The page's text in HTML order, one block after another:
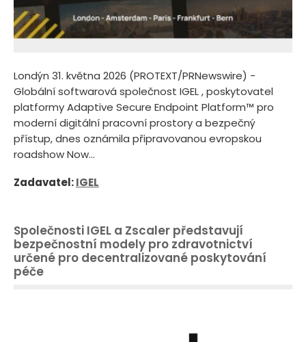
Londýn 31. května 2026 (PROTEXT/PRNewswire) -
Globální softwarová společnost IGEL , poskytovatel
platformy Adaptive Secure Endpoint Platform™ pro
moderní digitální pracovní prostory a bezpečný
přístup, dnes oznámila připravovanou evropskou
roadshow Now...
Zadavatel:IGEL
Společnosti IGEL a Zscaler představují
bezpečnostní modely pro zdravotnictví
určené pro decentralizované poskytování
péče